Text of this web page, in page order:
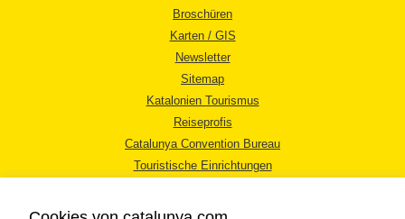
Broschüren
Karten / GIS
Newsletter
Sitemap
Katalonien Tourismus
Reiseprofis
Catalunya Convention Bureau
Touristische Einrichtungen